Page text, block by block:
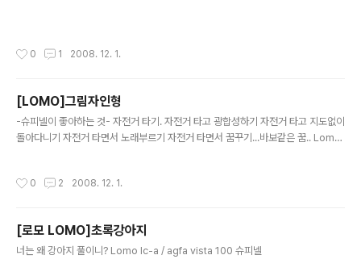
0 1 2008. 12. 1.
[LOMO]그림자인형
-슈피넬이 좋아하는 것- 자전거 타기. 자전거 타고 광합성하기 자전거 타고 지도없이
돌아다니기 자전거 타면서 노래부르기 자전거 타면서 꿈꾸기...바보같은 꿈.. Lomo
0 2 2008. 12. 1.
[로모 LOMO]초록강아지
너는 왜 강아지 풀이니? Lomo lc-a / agfa vista 100 슈피넬